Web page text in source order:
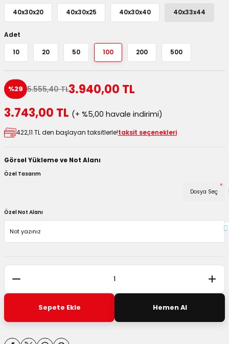
ve Koliler
40x30x20 40x30x25 40x30x40 40x33x44
Adet
10 20 50 100 200 500
%29 5.555,40 TL3.940,00 TL
3.743,00 TL (+ %5,00 havale indirimi)
422,11 TL den başlayan taksitlerle!taksit seçenekleri
Görsel Yükleme ve Not Alanı
Özel Tasarım
Dosya Seç
*
Özel Not Alanı
Sepete Ekle Hemen Al